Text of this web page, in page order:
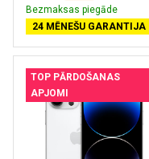
Bezmaksas piegāde
24 MĒNEŠU GARANTIJA
TOP PĀRDOŠANAS
APJOMI